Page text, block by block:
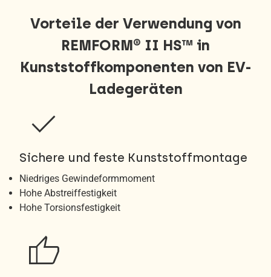
Vorteile der Verwendung von
REMFORM® II HS™ in
Kunststoffkomponenten von EV-
Ladegeräten
check
Sichere und feste Kunststoffmontage
Niedriges Gewindeformmoment
Hohe Abstreiffestigkeit
Hohe Torsionsfestigkeit
thumb_up